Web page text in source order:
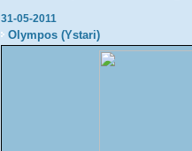
31-05-2011
Olympos (Ystari)